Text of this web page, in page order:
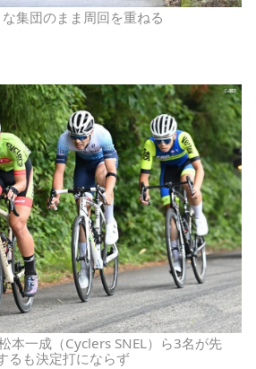
集団のまま周回を重ねる
本一成（Cyclers SNEL）ら3名が先
るも決定打にならず